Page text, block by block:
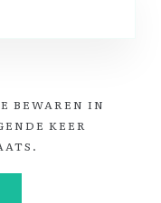
BEWAREN IN
KEER